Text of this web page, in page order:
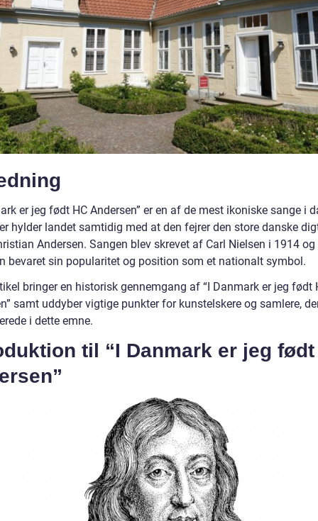
er jeg født HC Andersen” er en af de mest ikoniske sange i
hylder landet samtidig med at den fejrer den store danske
Andersen. Sangen blev skrevet af Carl Nielsen i 1914 og
bevaret sin popularitet og position som et nationalt symbol.
bringer en historisk gennemgang af “I Danmark er jeg født
samt uddyber vigtige punkter for kunstelskere og samlere,
i dette emne.
til “I Danmark er jeg født